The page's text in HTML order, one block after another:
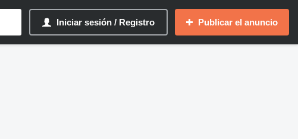
Iniciar sesión / Registro Publicar el anuncio